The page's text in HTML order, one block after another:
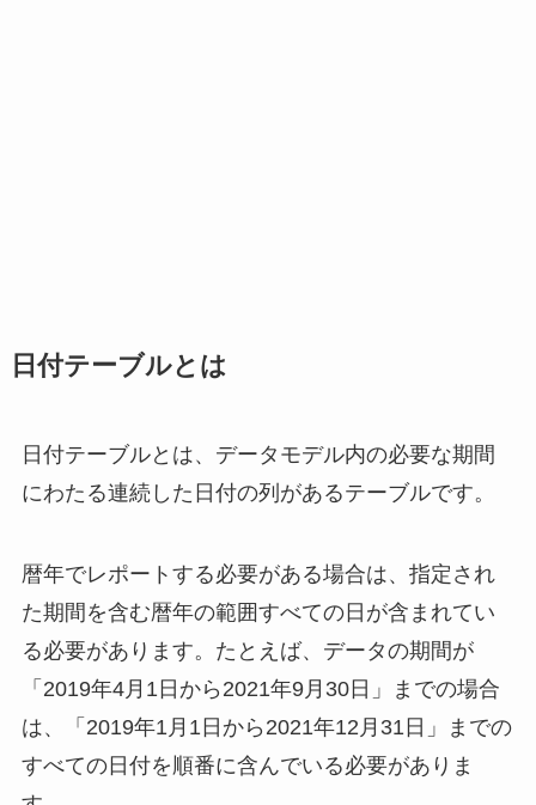
日付テーブルとは
日付テーブルとは、データモデル内の必要な期間
にわたる連続した日付の列があるテーブルです。
暦年でレポートする必要がある場合は、指定され
た期間を含む暦年の範囲すべての日が含まれてい
る必要があります。たとえば、データの期間が
「2019年4月1日から2021年9月30日」までの場合
は、「2019年1月1日から2021年12月31日」までの
すべての日付を順番に含んでいる必要がありま